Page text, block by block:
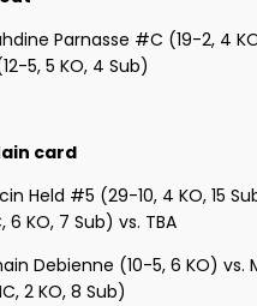
Parnasse #C (19-2, 4
5, 5 KO, 4 Sub)
card​
Held #5 (29-10, 4 KO, 15
6 KO, 7 Sub) vs. TBA
Debienne (10-5, 6 KO) vs.
2 KO, 8 Sub)